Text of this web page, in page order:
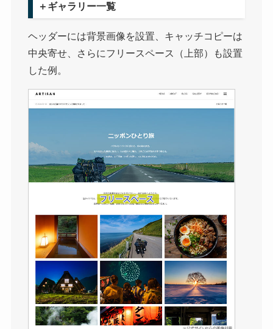
＋ギャラリー一覧
ヘッダーには背景画像を設置、キャッチコピーは
中央寄せ、さらにフリースペース（上部）も設置
した例。